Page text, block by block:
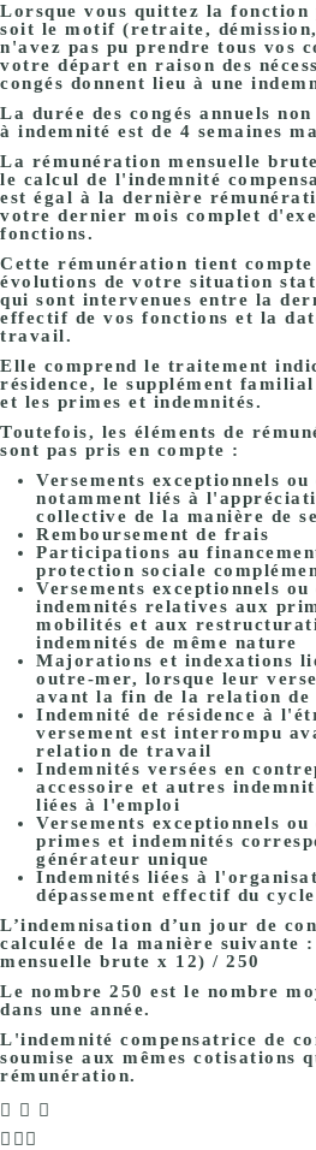
Lorsque vous quittez la fonction
soit le motif (retraite,
n'avez pas pu prendre tous vos
votre départ en raison des
congés donnent lieu à une
La durée des congés annuels
à indemnité est de 4 semaines
La rémunération mensuelle
le calcul de l'indemnité
est égal à la dernière
votre dernier mois complet
fonctions.
Cette rémunération tient compte
évolutions de votre situation
qui sont intervenues entre la
effectif de vos fonctions et la
travail.
Elle comprend le traitement
résidence, le supplément
et les primes et indemnités.
Toutefois, les éléments de
sont pas pris en compte :
Versements exceptionnels ou
notamment liés à
collective de la manière de
Remboursement de frais
Participations au
protection sociale
Versements exceptionnels
indemnités relatives aux
mobilités et aux
indemnités de même nature
Majorations et indexations
outre-mer, lorsque leur
avant la fin de la relation
Indemnité de résidence à
versement est interrompu
relation de travail
Indemnités versées en
accessoire et autres
liées à l'emploi
Versements exceptionnels ou
primes et indemnités
générateur unique
Indemnités liées à
dépassement effectif du
L’indemnisation d’un jour de
calculée de la manière suivante
mensuelle brute x 12) / 250
Le nombre 250 est le nombre
dans une année.
L'indemnité compensatrice de
soumise aux mêmes cotisations
rémunération.